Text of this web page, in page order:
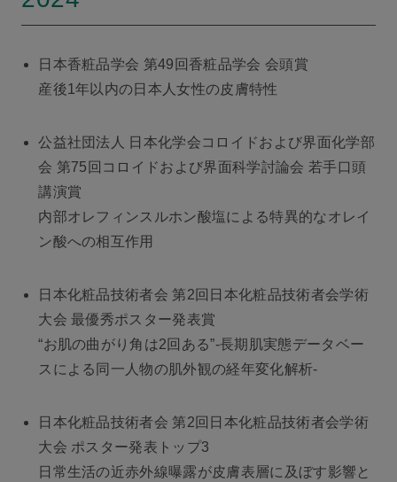
日本香粧品学会 第49回香粧品学会 会頭賞
産後1年以内の日本人女性の皮膚特性
公益社団法人 日本化学会コロイドおよび界面化学部
会 第75回コロイドおよび界面科学討論会 若手口頭
講演賞
内部オレフィンスルホン酸塩による特異的なオレイ
ン酸への相互作用
日本化粧品技術者会 第2回日本化粧品技術者会学術
大会 最優秀ポスター発表賞
“お肌の曲がり角は2回ある”-長期肌実態データベー
スによる同一人物の肌外観の経年変化解析-
日本化粧品技術者会 第2回日本化粧品技術者会学術
大会 ポスター発表トップ3
日常生活の近赤外線曝露が皮膚表層に及ぼす影響と